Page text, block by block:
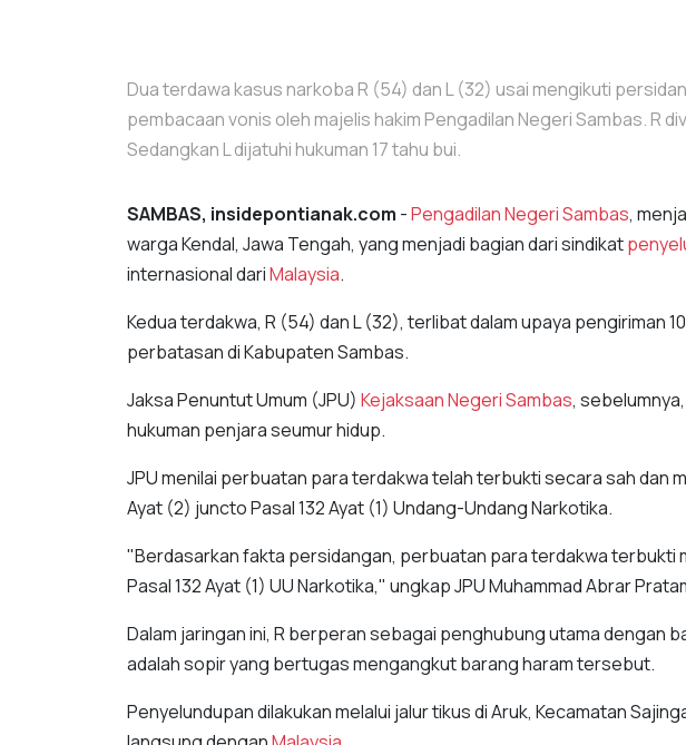
Dua terdawa kasus narkoba R (54) dan L (32) usai mengikuti
pembacaan vonis oleh majelis hakim Pengadilan Negeri Sambas. R
Sedangkan L dijatuhi hukuman 17 tahu bui.
SAMBAS, insidepontianak.com -Pengadilan Negeri Sambas,
warga Kendal, Jawa Tengah, yang menjadi bagian dari sindikat
internasional dariMalaysia.
Kedua terdakwa, R (54) dan L (32), terlibat dalam upaya pengiriman
perbatasan di Kabupaten Sambas.
Jaksa Penuntut Umum (JPU) Kejaksaan Negeri Sambas,
hukuman penjara seumur hidup.
JPU menilai perbuatan para terdakwa telah terbukti secara sah dan
Ayat (2) juncto Pasal 132 Ayat (1) Undang-Undang Narkotika.
"Berdasarkan fakta persidangan, perbuatan para terdakwa terbukti
Pasal 132 Ayat (1) UU Narkotika," ungkap JPU Muhammad Abrar
Dalam jaringan ini, R berperan sebagai penghubung utama dengan
adalah sopir yang bertugas mengangkut barang haram tersebut.
Penyelundupan dilakukan melalui jalur tikus di Aruk, Kecamatan